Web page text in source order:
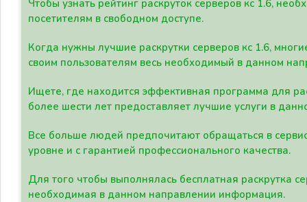
Чтобы узнать рейтинг раскруток серверов кс 1.6,
посетителям в свободном доступе.
Когда нужны лучшие раскрутки серверов кс 1.6,
своим пользователям весь необходимый в данном
Ищете, где находится эффективная программа для
более шести лет предоставляет лучшие услуги в
Все больше людей предпочитают обращаться в
уровне и с гарантией профессионального качества.
Для того чтобы выполнялась бесплатная раскрутка
необходимая в данном направлении информация.